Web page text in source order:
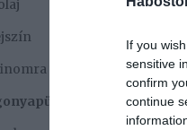
If you
sensitive
confirm
continue
vágott petrezselyem